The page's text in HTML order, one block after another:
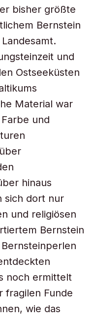
bisher größte
Bernstein
und
Ostseeküsten
Material war
und
hinaus
sich dort nur
und religiösen
Bernstein
noch ermittelt
fragilen Funde
wie das